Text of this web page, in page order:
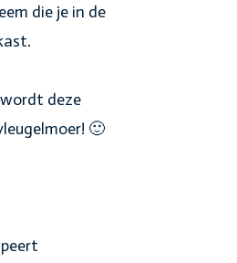
die je in de
deze
🙂